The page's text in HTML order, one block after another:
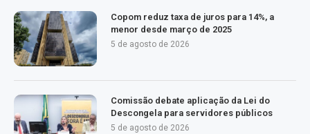
Copom reduz taxa de juros para 14%, a
menor desde março de 2025
5 de agosto de 2026
Comissão debate aplicação da Lei do
Descongela para servidores públicos
5 de agosto de 2026